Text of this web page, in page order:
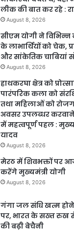
लीक की बात कर रहे :
August 8, 2026
सीएम योगी ने
के लाभार्थियों को चेक,
और सांकेतिक चाबियां
August 8, 2026
हाथकरघा क्षेत्र को
पारंपरिक कला को
तथा महिलाओं को
अवसर उपलब्धर करवाने
में महत्वपूर्ण पहल :
यादव
August 8, 2026
मेरठ में शिवभक्तों पर
करेंगे मुख्यमंत्री योगी
August 8, 2026
गंगा जल संधि खत्म
पर, भारत के सख्त रुख
की बढ़ी बेचैनी